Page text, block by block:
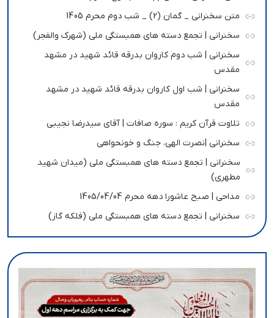
متن سخنرانی _ گمان (2) _ شب دوم محرم 1405
سخنرانی | تجمع دسته های همبستگی ملی (شهرک والفجر)
سخنرانی | شب دوم کاروان بدرقه قائد شهید در مشهد
مقدس
سخنرانی | شب اول کاروان بدرقه قائد شهید در مشهد
مقدس
تلاوت قرآن کریم : سوره صافات | آقای سیدرضا نجیبی
سخنرانی |نصرت الهی، جنگ و خونحواهی
سخنرانی | تجمع دسته های همبستگی ملی (میدان شهید
مطهری)
مداحی | صبح عاشورا دهه محرم 1405/04/04
سخنرانی | تجمع دسته های همبستگی ملی (فلکه گاز)